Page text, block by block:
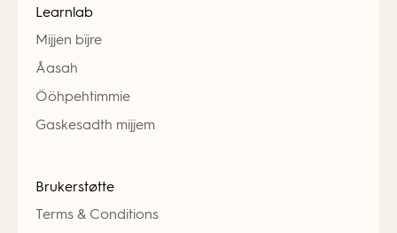
Learnlab
Mijjen bïjre
Åasah
Ööhpehtimmie
Gaskesadth mijjem
Brukerstøtte
Terms & Conditions